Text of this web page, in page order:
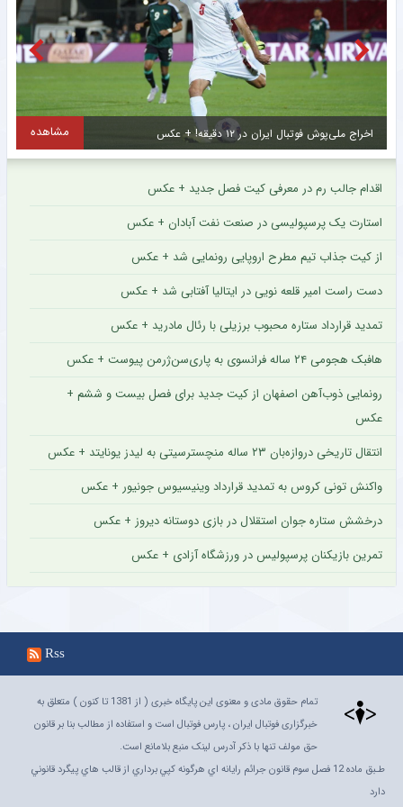
مشاهده
اقدام جالب رم در معرفی کیت فصل جدید + عکس
استارت یک پرسپولیسی در صنعت نفت آبادان + عکس
از کیت جذاب تیم مطرح اروپایی رونمایی شد + عکس
دست راست امیر قلعه نویی در ایتالیا آفتابی شد + عکس
تمدید قرارداد ستاره محبوب برزیلی با رئال مادرید + عکس
هافبک هجومی ۲۴ ساله فرانسوی به پاری‌سن‌ژرمن پیوست + عکس
رونمایی ذوب‌آهن اصفهان از کیت جدید برای فصل بیست و ششم +
عکس
انتقال تاریخی دروازه‌بان ۲۳ ساله منچسترسیتی به لیدز یونایتد + عکس
واکنش تونی کروس به تمدید قرارداد وینیسیوس جونیور + عکس
درخشش ستاره جوان استقلال در بازی دوستانه دیروز + عکس
تمرین بازیکنان پرسپولیس در ورزشگاه آزادی + عکس
Rss
تمام حقوق مادی و معنوی این پایگاه خبری ( از 1381 تا کنون ) متعلق به
خبرگزاری فوتبال ایران ، پارس فوتبال است و استفاده از مطالب بنا بر قانون
حق مولف تنها با ذکر آدرس لینک منبع بلامانع است.
طـبق ماده 12 فصل سوم قانون جرائم رايانه اي هرگونه کپي برداري از قالب هاي پيگرد قانوني
دارد